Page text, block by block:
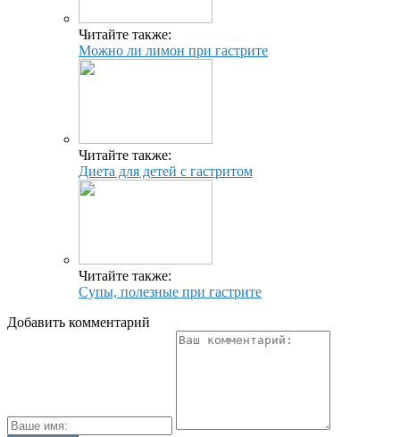
Читайте также:
Можно ли лимон при гастрите
Читайте также:
Диета для детей с гастритом
Читайте также:
Супы, полезные при гастрите
Добавить комментарий